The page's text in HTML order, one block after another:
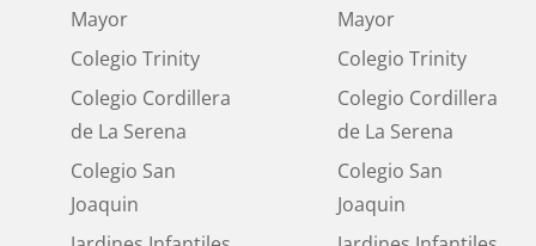
Mayor
Colegio Trinity
Colegio Cordillera
de La Serena
Colegio San
Joaquin
Mayor
Colegio Trinity
Colegio Cordillera
de La Serena
Colegio San
Joaquin